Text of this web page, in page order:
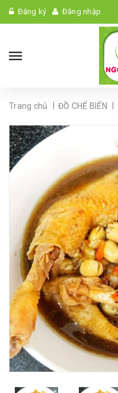
Đăng ký Đăng nhập
Trang chủ ĐỒ CHẾ BIẾN